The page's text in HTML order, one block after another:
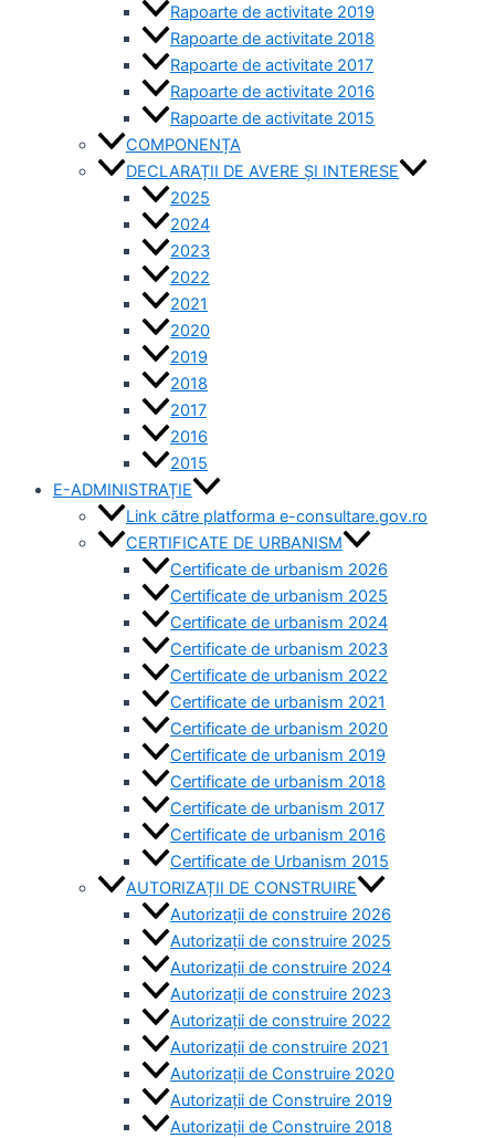
Rapoarte de activitate 2019
Rapoarte de activitate 2018
Rapoarte de activitate 2017
Rapoarte de activitate 2016
Rapoarte de activitate 2015
COMPONENȚA
DECLARAȚII DE AVERE ȘI INTERESE
2025
2024
2023
2022
2021
2020
2019
2018
2017
2016
2015
E-ADMINISTRAȚIE
Link către platforma e-consultare.gov.ro
CERTIFICATE DE URBANISM
Certificate de urbanism 2026
Certificate de urbanism 2025
Certificate de urbanism 2024
Certificate de urbanism 2023
Certificate de urbanism 2022
Certificate de urbanism 2021
Certificate de urbanism 2020
Certificate de urbanism 2019
Certificate de urbanism 2018
Certificate de urbanism 2017
Certificate de urbanism 2016
Certificate de Urbanism 2015
AUTORIZAȚII DE CONSTRUIRE
Autorizații de construire 2026
Autorizații de construire 2025
Autorizații de construire 2024
Autorizații de construire 2023
Autorizații de construire 2022
Autorizații de construire 2021
Autorizații de Construire 2020
Autorizații de Construire 2019
Autorizaţii de Construire 2018